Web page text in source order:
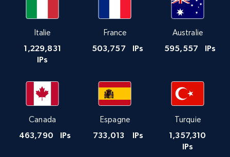
Italie
1,229,831
IPs
France
503,757 IPs
Australie
595,557 IPs
Canada
463,790 IPs
Espagne
733,013 IPs
Turquie
1,357,310
IPs